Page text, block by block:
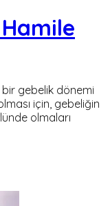
bir gebelik dönemi
için, gebeliğin
olmaları